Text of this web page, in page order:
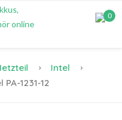
0
Intel
1231-12